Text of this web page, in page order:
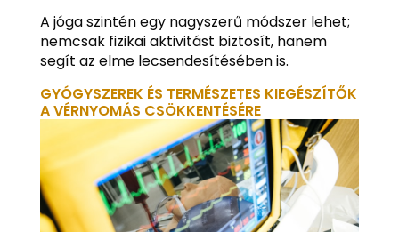
A jóga szintén egy nagyszerű módszer lehet;
nemcsak fizikai aktivitást biztosít, hanem
segít az elme lecsendesítésében is.
GYÓGYSZEREK ÉS TERMÉSZETES KIEGÉSZÍTŐK
A VÉRNYOMÁS CSÖKKENTÉSÉRE